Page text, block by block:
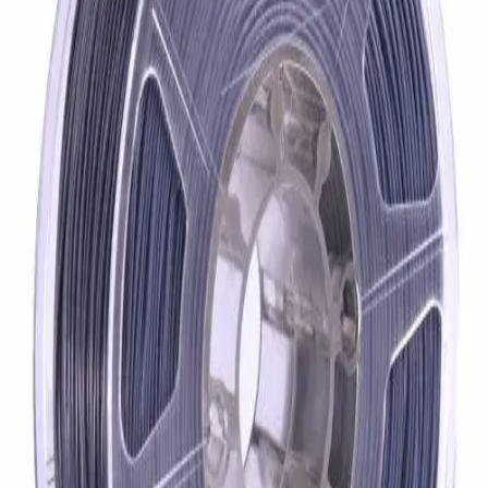
ABS имеют низкую устойчивость к прямому воздействию
ультрафиолета. Кроме этого, процесс печати из ABS приводит
к выделению токсичных паров акрилонитрила. Несмотря на
то, что паров выделяется относительно немного, работа с ABS
требует соблюдения определённых мер предосторожности.
ABS вступает в реакцию с этанолом, соответственно не
должен использоваться для хранения или употребления
алкоголя. Также не рекомендуется использовать ABS для
хранения пищевых продуктов и, особенно, подвергать
нагреву. Параметры печати: Температурный диапазон печати:
220-260 °С Температура стола: 90-110 °С Скорость подачи:
30~100 мм/с Предварительная сушка: > 2 ч при температуре
60 °С
Заказать в Viber Заказать в Telegram
Характеристики
Технология печати
FDM/FFF
199512
Диаметр нити, мм
1,75
Производитель eSUN
Страна производитель
Китай
Плотность
1.04 г/см³
Цвет Серый